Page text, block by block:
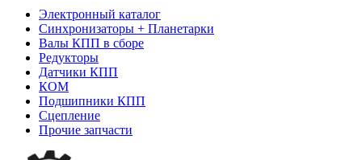
Электронный каталог
Синхронизаторы + Планетарки
Валы КПП в сборе
Редукторы
Датчики КПП
КОМ
Подшипники КПП
Сцепление
Прочие запчасти